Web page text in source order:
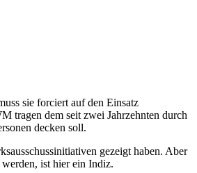
sie forciert auf den Einsatz
tragen dem seit zwei Jahrzehnten durch
decken soll.
gezeigt haben. Aber
ist hier ein Indiz.